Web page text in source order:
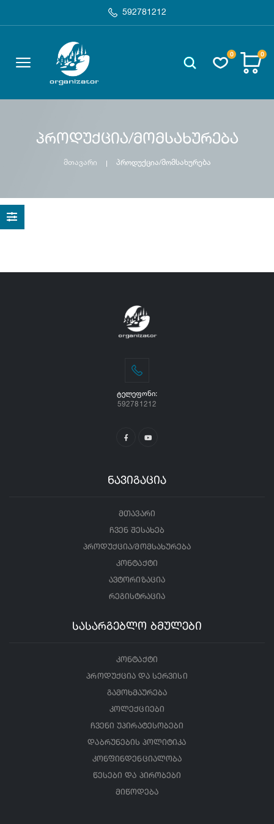
592781212
0 0
პროდუქცია/მომსახურება
მთავარი პროდუქცია/მომსახურება
ᲢᲔᲚᲔᲤᲝᲜᲘ:
592781212
ნავიგაცია
მთავარი
ჩვენ შესახებ
პროდუქცია/მომსახურება
კონტაქტი
ავტორიზაცია
რეგისტრაცია
სასარგებლო ბმულები
კონტაქტი
პროდუქცია და სერვისი
გამოხმაურება
კოლექციები
ჩვენი უპირატესობები
დაბრუნების პოლიტიკა
კონფინდენციალობა
წესები და პირობები
მიწოდება